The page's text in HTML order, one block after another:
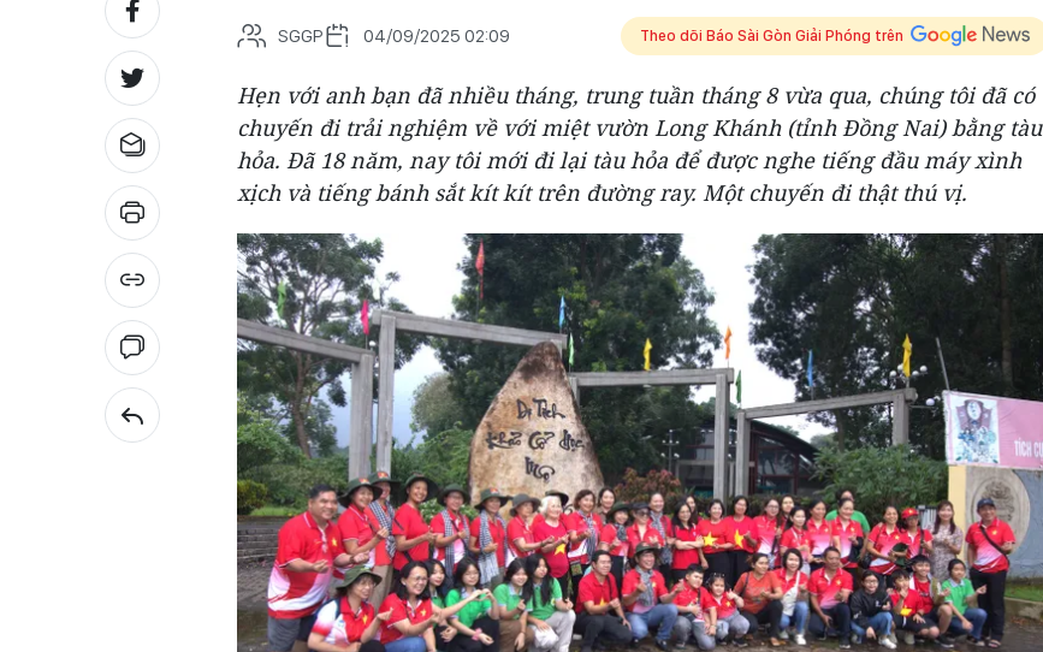
SGGP 04/09/2025 02:09 Theo dõi Báo Sài Gòn Giải Phóng trên
Hẹn với anh bạn đã nhiều tháng, trung tuần tháng 8 vừa qua, chúng tôi đã có
chuyến đi trải nghiệm về với miệt vườn Long Khánh (tỉnh Đồng Nai) bằng tàu
hỏa. Đã 18 năm, nay tôi mới đi lại tàu hỏa để được nghe tiếng đầu máy xình
xịch và tiếng bánh sắt kít kít trên đường ray. Một chuyến đi thật thú vị.